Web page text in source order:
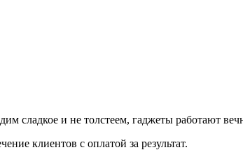
и не толстеем, гаджеты работают
клиентов с оплатой за результат.